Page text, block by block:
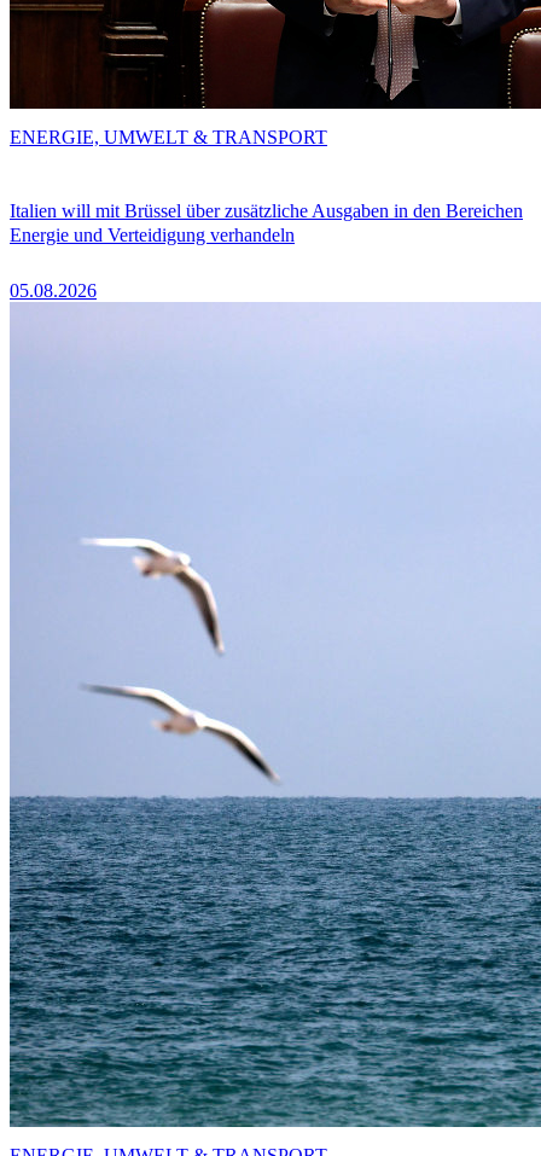
Italien will mit Brüssel über zusätzliche Ausgaben in den Bereichen
Energie und Verteidigung verhandeln
05.08.2026
ENERGIE, UMWELT & TRANSPORT